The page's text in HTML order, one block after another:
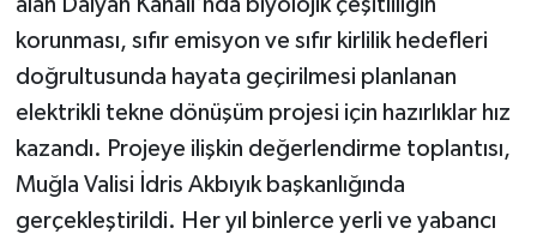
alan Dalyan Kanalı'nda biyolojik çeşitliliğin
korunması, sıfır emisyon ve sıfır kirlilik hedefleri
doğrultusunda hayata geçirilmesi planlanan
elektrikli tekne dönüşüm projesi için hazırlıklar hız
kazandı. Projeye ilişkin değerlendirme toplantısı,
Muğla Valisi İdris Akbıyık başkanlığında
gerçekleştirildi. Her yıl binlerce yerli ve yabancı